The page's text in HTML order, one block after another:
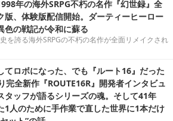
年の海外SRPG不朽の名作『幻世録』全
版、体験版配信開始。ダーティーヒーロー
色の戦記が令和に蘇る
を誇る海外SRPGの不朽の名作が全面リメイクされ
てロボになった、でも『ルート16』だった
全新作『ROUTE16R』開発者インタビュ
タッフが語るシリーズの魂。そして41年
1人のために手作業で直した世界に1本だけ